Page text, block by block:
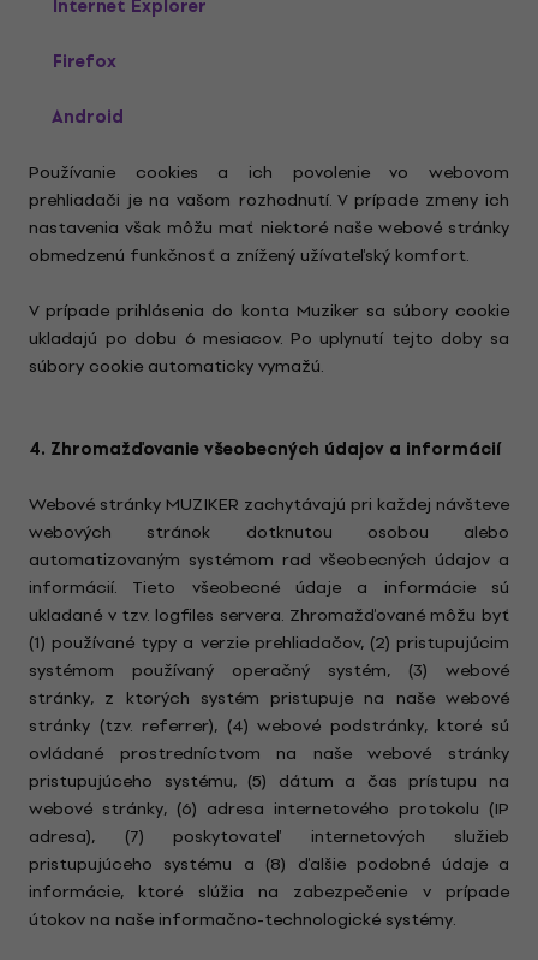
Internet Explorer
Firefox
Android
Používanie cookies a ich povolenie vo webovom
prehliadači je na vašom rozhodnutí. V prípade zmeny ich
nastavenia však môžu mať niektoré naše webové stránky
obmedzenú funkčnosť a znížený užívateľský komfort.
V prípade prihlásenia do konta Muziker sa súbory cookie
ukladajú po dobu 6 mesiacov. Po uplynutí tejto doby sa
súbory cookie automaticky vymažú.
4. Zhromažďovanie všeobecných údajov a informácií
Webové stránky MUZIKER zachytávajú pri každej návšteve
webových stránok dotknutou osobou alebo
automatizovaným systémom rad všeobecných údajov a
informácií. Tieto všeobecné údaje a informácie sú
ukladané v tzv. logfiles servera. Zhromažďované môžu byť
(1) používané typy a verzie prehliadačov, (2) pristupujúcim
systémom používaný operačný systém, (3) webové
stránky, z ktorých systém pristupuje na naše webové
stránky (tzv. referrer), (4) webové podstránky, ktoré sú
ovládané prostredníctvom na naše webové stránky
pristupujúceho systému, (5) dátum a čas prístupu na
webové stránky, (6) adresa internetového protokolu (IP
adresa), (7) poskytovateľ internetových služieb
pristupujúceho systému a (8) ďalšie podobné údaje a
informácie, ktoré slúžia na zabezpečenie v prípade
útokov na naše informačno-technologické systémy.